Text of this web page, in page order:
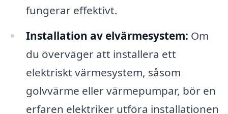
fungerar effektivt.
Installation av elvärmesystem: Om
du överväger att installera ett
elektriskt värmesystem, såsom
golvvärme eller värmepumpar, bör en
erfaren elektriker utföra installationen